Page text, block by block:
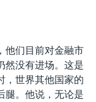
他们目前对金融市
然没有进场。这是
，世界其他国家的
腿。他说，无论是